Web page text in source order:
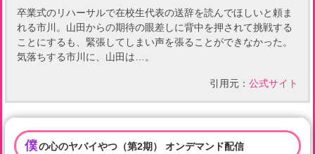
卒業式のリハーサルで在校生代表の送辞を読んでほしいと頼ま
れる市川。山田からの期待の眼差しに背中を押されて挑戦する
ことにするも、緊張してしまい声を張ることができなかった。
気落ちする市川に、山田は…。
引用元： 公式サイト
僕の心のヤバイやつ（第2期） オンデマンド配信